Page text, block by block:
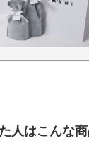
人はこんな